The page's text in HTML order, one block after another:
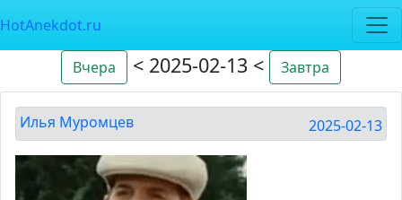
HotAnekdot.ru
Вчера < 2025-02-13 < Завтра
Илья Муромцев 2025-02-13